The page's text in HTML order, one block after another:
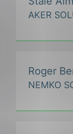
AKER
Roger
NEMKO